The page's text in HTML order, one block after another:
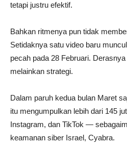
tetapi justru efektif.
Bahkan ritmenya pun tidak
Setidaknya satu video baru
pecah pada 28 Februari.
melainkan strategi.
Dalam paruh kedua bulan Maret
itu mengumpulkan lebih dari 145
Instagram, dan TikTok —
keamanan siber Israel, Cyabra.